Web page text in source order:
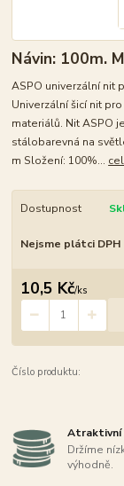
Návin: 100m.
ASPO univerzální nit
Univerzální šicí nit
materiálů. Nit ASPO
stálobarevná na
m Složení: 100%...
Dostupnost
Nejsme plátci DPH
10,5 Kč/ks
Číslo produktu:
Atraktivní
Držíme
výhodně.